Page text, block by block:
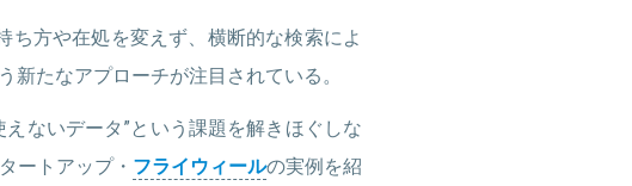
ち方や在処を変えず、横断的な検索によ
新たなアプローチが注目されている。
ないデータ”という課題を解きほぐしな
ートアップ・ フライウィールの実例を紹